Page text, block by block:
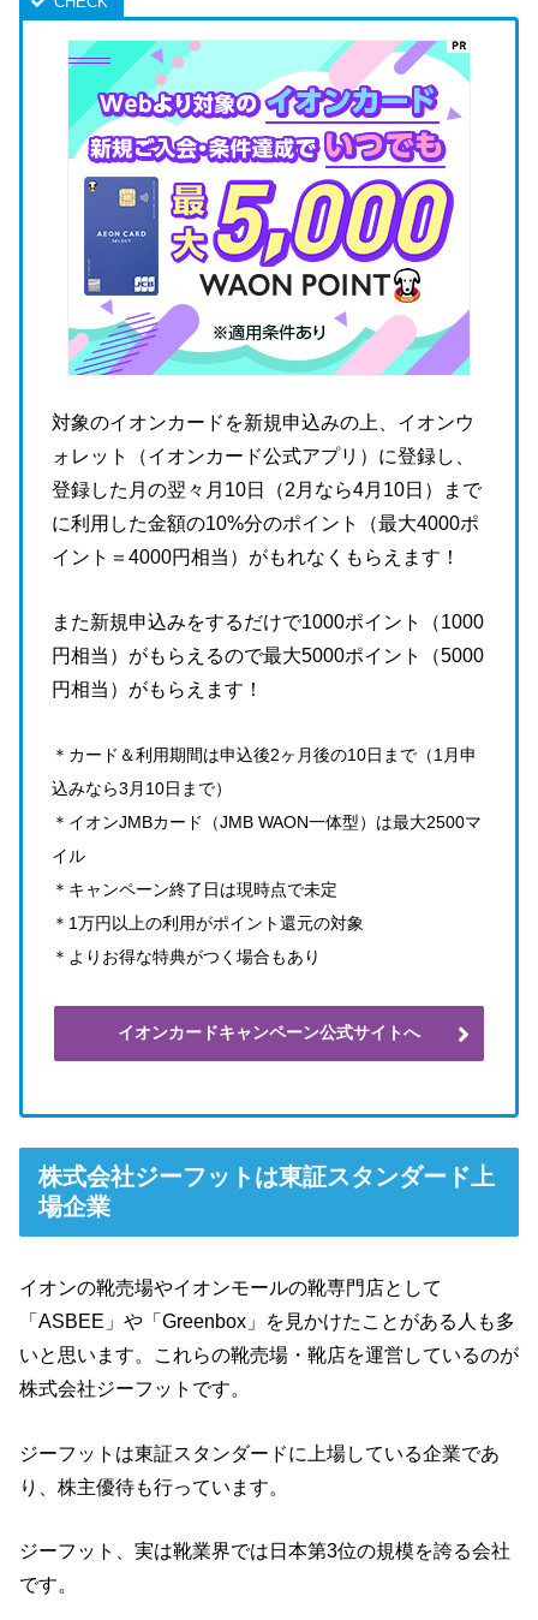
対象のイオンカードを新規申込みの上、イオンウ
ォレット（イオンカード公式アプリ）に登録し、
登録した月の翌々月10日（2月なら4月10日）まで
に利用した金額の10%分のポイント（最大4000ポ
イント＝4000円相当）がもれなくもらえます！
また新規申込みをするだけで1000ポイント（1000
円相当）がもらえるので最大5000ポイント（5000
円相当）がもらえます！
＊カード＆利用期間は申込後2ヶ月後の10日まで（1月申
込みなら3月10日まで）
＊イオンJMBカード（JMB WAON一体型）は最大2500マ
イル
＊キャンペーン終了日は現時点で未定
＊1万円以上の利用がポイント還元の対象
＊よりお得な特典がつく場合もあり
イオンカードキャンペーン公式サイトへ
株式会社ジーフットは東証スタンダード上
場企業
イオンの靴売場やイオンモールの靴専門店として
「ASBEE」や「Greenbox」を見かけたことがある人も多
いと思います。これらの靴売場・靴店を運営しているのが
株式会社ジーフットです。
ジーフットは東証スタンダードに上場している企業であ
り、株主優待も行っています。
ジーフット、実は靴業界では日本第3位の規模を誇る会社
です。